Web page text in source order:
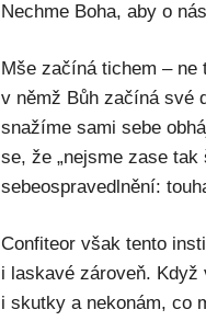
Nechme Boha, aby o
Mše začíná tichem –
v němž Bůh začíná své
snažíme sami sebe
se, že „nejsme zase
sebeospravedlnění:
Confiteor však tento
i laskavé zároveň.
i skutky a nekonám, co